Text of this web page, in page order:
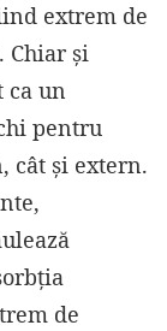
extrem de
Chiar și
un
pentru
cât și extern.
de